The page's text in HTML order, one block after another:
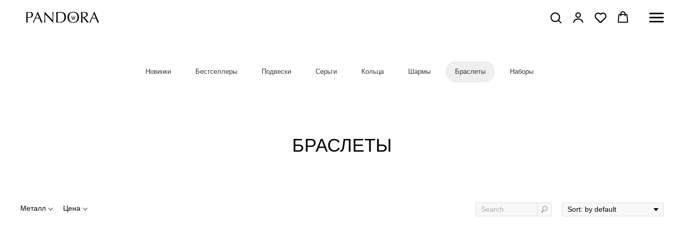
Новинки Бестселлеры Подвески Серьги Кольца Шармы Браслеты Наборы
БРАСЛЕТЫ
Металл Цена